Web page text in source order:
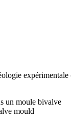
un moule bivalve
mould